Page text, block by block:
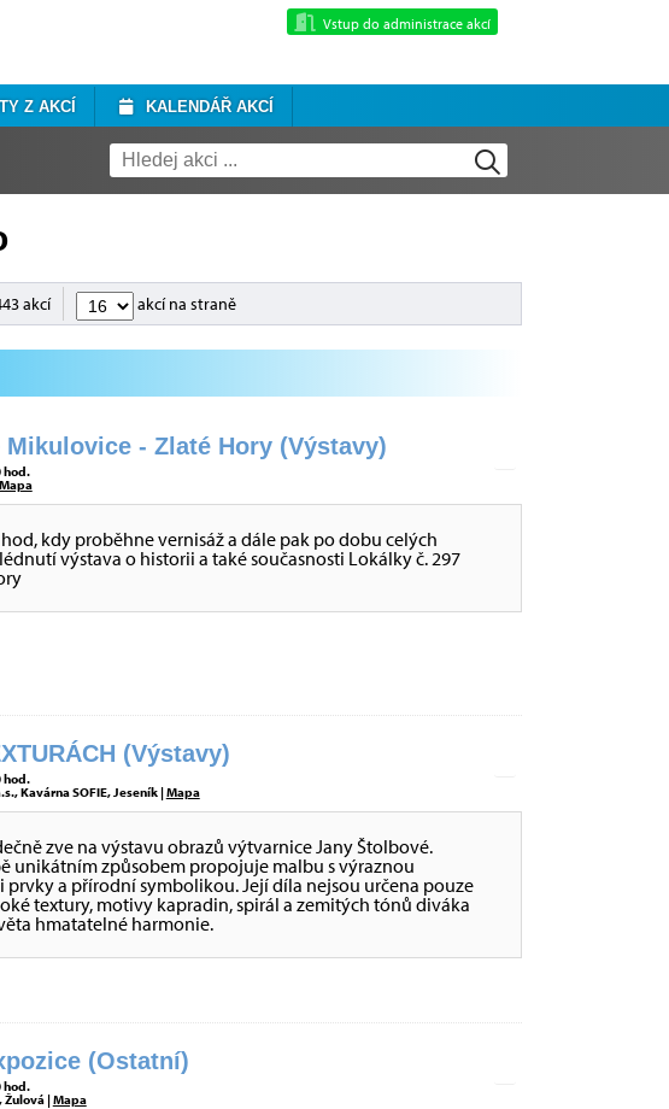
Vstup do administrace akcí
Z AKCÍ KALENDÁŘ AKCÍ
akcí akcí na straně
Mikulovice - Zlaté Hory (Výstavy)
hod.
Mapa
hod, kdy proběhne vernisáž a dále pak po dobu celých
výstava o historii a také současnosti Lokálky č. 297
(Výstavy)
hod.
Kavárna SOFIE, Jeseník |Mapa
zve na výstavu obrazů výtvarnice Jany Štolbové.
unikátním způsobem propojuje malbu s výraznou
a přírodní symbolikou. Její díla nejsou určena pouze
textury, motivy kapradin, spirál a zemitých tónů diváka
hmatatelné harmonie.
(Ostatní)
hod.
Žulová |Mapa